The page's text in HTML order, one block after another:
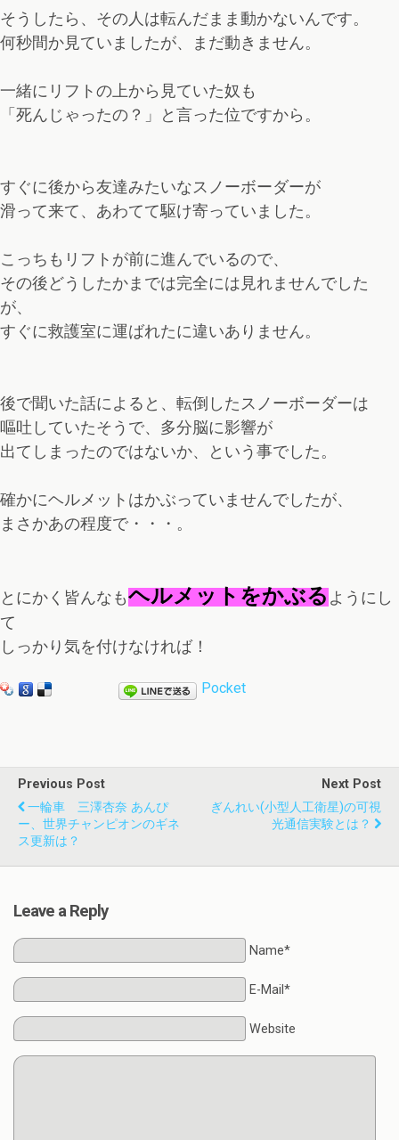
そうしたら、その人は転んだまま動かないんです。
何秒間か見ていましたが、まだ動きません。
一緒にリフトの上から見ていた奴も
「死んじゃったの？」と言った位ですから。
すぐに後から友達みたいなスノーボーダーが
滑って来て、あわてて駆け寄っていました。
こっちもリフトが前に進んでいるので、
その後どうしたかまでは完全には見れませんでした
が、
すぐに救護室に運ばれたに違いありません。
後で聞いた話によると、転倒したスノーボーダーは
嘔吐していたそうで、多分脳に影響が
出てしまったのではないか、という事でした。
確かにヘルメットはかぶっていませんでしたが、
まさかあの程度で・・・。
とにかく皆んなもヘルメットをかぶるようにし
て
しっかり気を付けなければ！
Pocket
Previous Post
一輪車 三澤杏奈 あんぴ
ー、世界チャンピオンのギネ
ス更新は？
Next Post
ぎんれい(小型人工衛星)の可視
光通信実験とは？
Leave a Reply
Name*
E-Mail*
Website